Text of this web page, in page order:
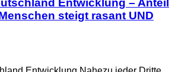
Entwicklung – Anteil
steigt rasant UND